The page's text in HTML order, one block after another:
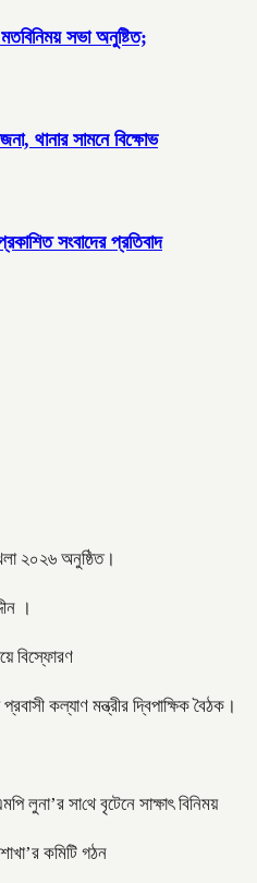
মতবিনিময় সভা অনুষ্টিত;
থানার সামনে বিক্ষোভ
সংবাদের প্রতিবাদ
২০২৬ অনুষ্ঠিত।
।
বিস্ফোরণ
কল্যাণ মন্ত্রীর দ্বিপাক্ষিক বৈঠক।
লুনা’র সা‌থে বৃটেনে সাক্ষাৎ বিনিময়
কমিটি গঠন